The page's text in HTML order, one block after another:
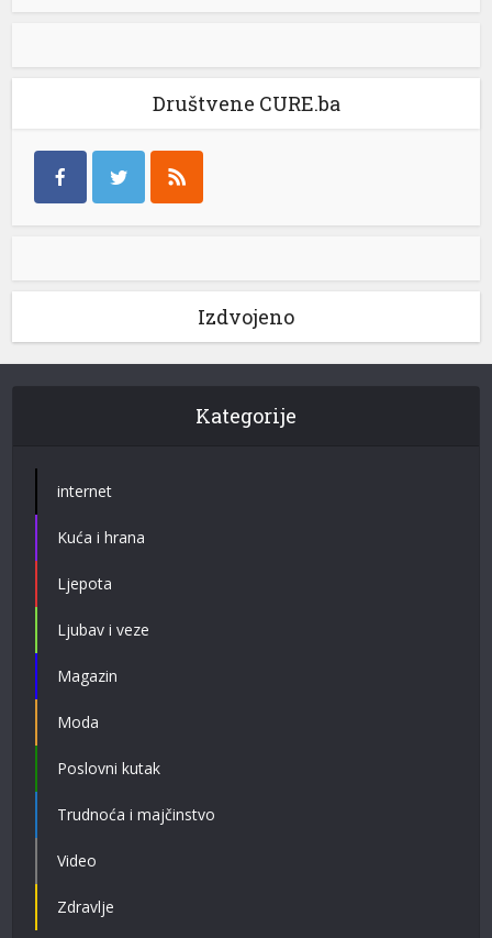
Društvene CURE.ba
Izdvojeno
Kategorije
internet
Kuća i hrana
Ljepota
Ljubav i veze
Magazin
Moda
Poslovni kutak
Trudnoća i majčinstvo
Video
Zdravlje